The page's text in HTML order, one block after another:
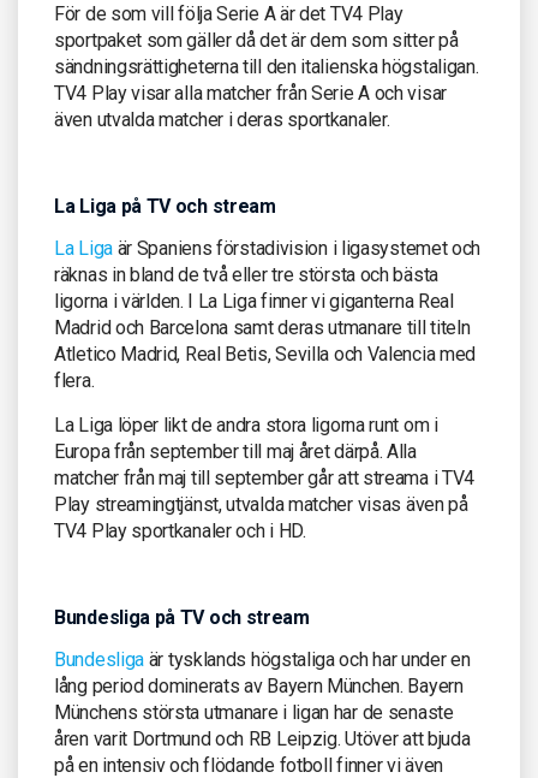
För de som vill följa Serie A är det TV4 Play
sportpaket som gäller då det är dem som sitter på
sändningsrättigheterna till den italienska högstaligan.
TV4 Play visar alla matcher från Serie A och visar
även utvalda matcher i deras sportkanaler.
La Liga på TV och stream
La Ligaär Spaniens förstadivision i ligasystemet och
räknas in bland de två eller tre största och bästa
ligorna i världen. I La Liga finner vi giganterna Real
Madrid och Barcelona samt deras utmanare till titeln
Atletico Madrid, Real Betis, Sevilla och Valencia med
flera.
La Liga löper likt de andra stora ligorna runt om i
Europa från september till maj året därpå. Alla
matcher från maj till september går att streama i TV4
Play streamingtjänst, utvalda matcher visas även på
TV4 Play sportkanaler och i HD.
Bundesliga på TV och stream
Bundesliga är tysklands högstaliga och har under en
lång period dominerats av Bayern München. Bayern
Münchens största utmanare i ligan har de senaste
åren varit Dortmund och RB Leipzig. Utöver att bjuda
på en intensiv och flödande fotboll finner vi även